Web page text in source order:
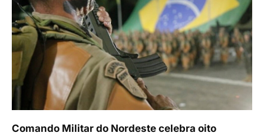
Comando Militar do Nordeste celebra oito